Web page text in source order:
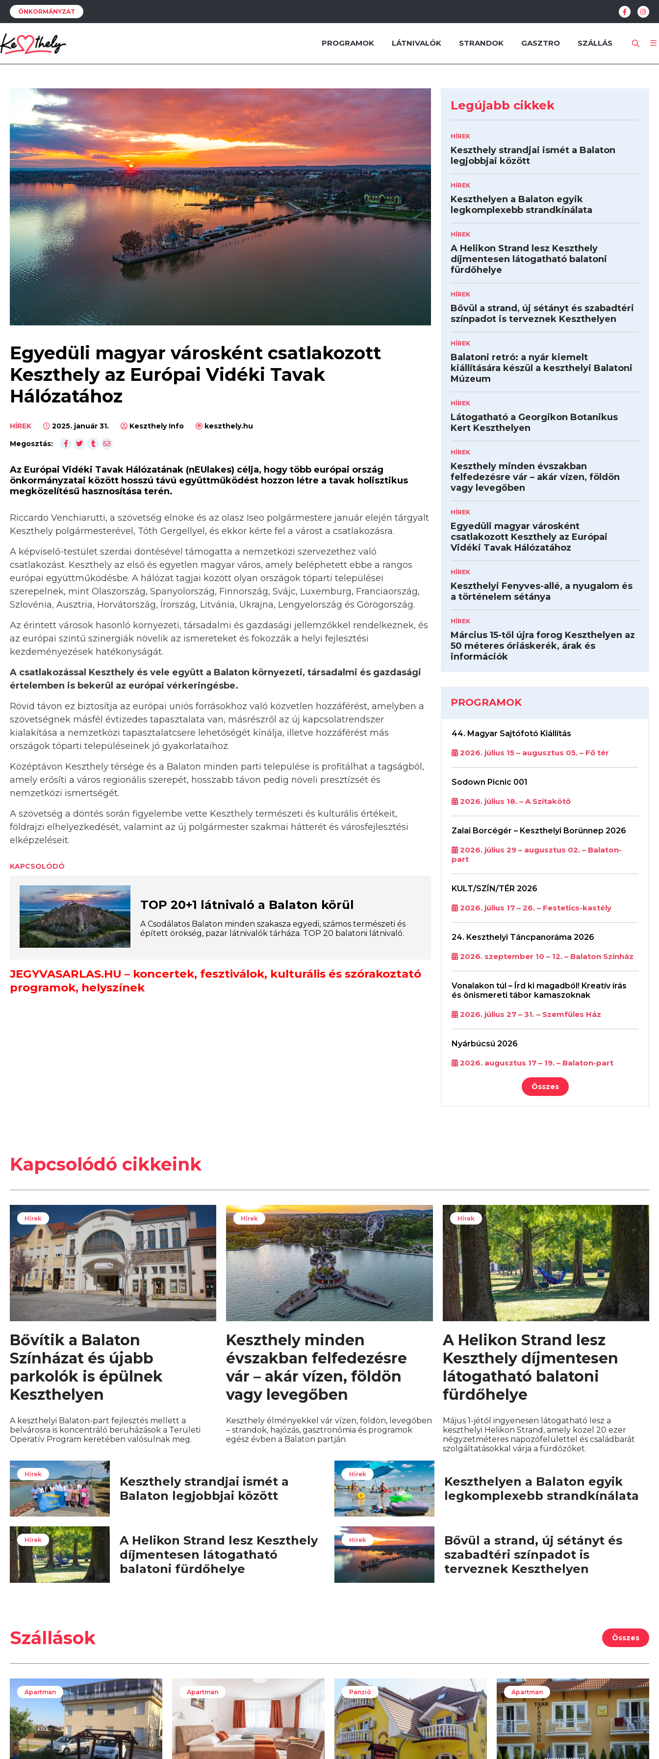
ÖNKORMÁNYZAT
PROGRAMOK LÁTNIVALÓK STRANDOK GASZTRO SZÁLLÁS
Egyedüli magyar városként csatlakozott
Keszthely az Európai Vidéki Tavak
Hálózatához
HÍREK 2025. január 31. Keszthely Info
keszthely.hu
Megosztás:
Az Európai Vidéki Tavak Hálózatának (nEUlakes) célja, hogy több európai ország
önkormányzatai között hosszú távú együttműködést hozzon létre a tavak holisztikus
megközelítésű hasznosítása terén.
Riccardo Venchiarutti, a szövetség elnöke és az olasz Iseo polgármestere január elején tárgyalt
Keszthely polgármesterével, Tóth Gergellyel, és ekkor kérte fel a várost a csatlakozásra.
A képviselő-testület szerdai döntésével támogatta a nemzetközi szervezethez való
csatlakozást. Keszthely az első és egyetlen magyar város, amely beléphetett ebbe a rangos
európai együttműködésbe. A hálózat tagjai között olyan országok tóparti települései
szerepelnek, mint Olaszország, Spanyolország, Finnország, Svájc, Luxemburg, Franciaország,
Szlovénia, Ausztria, Horvátország, Írország, Litvánia, Ukrajna, Lengyelország és Görögország.
Az érintett városok hasonló környezeti, társadalmi és gazdasági jellemzőkkel rendelkeznek, és
az európai szintű szinergiák növelik az ismereteket és fokozzák a helyi fejlesztési
kezdeményezések hatékonyságát.
A csatlakozással Keszthely és vele együtt a Balaton környezeti, társadalmi és gazdasági
értelemben is bekerül az európai vérkeringésbe.
Rövid távon ez biztosítja az európai uniós forrásokhoz való közvetlen hozzáférést, amelyben a
szövetségnek másfél évtizedes tapasztalata van, másrészről az új kapcsolatrendszer
kialakítása a nemzetközi tapasztalatcsere lehetőségét kínálja, illetve hozzáférést más
országok tóparti településeinek jó gyakorlataihoz.
Középtávon Keszthely térsége és a Balaton minden parti települése is profitálhat a tagságból,
amely erősíti a város regionális szerepét, hosszabb távon pedig növeli presztízsét és
nemzetközi ismertségét.
A szövetség a döntés során figyelembe vette Keszthely természeti és kulturális értékeit,
földrajzi elhelyezkedését, valamint az új polgármester szakmai hátterét és városfejlesztési
elképzeléseit.
KAPCSOLÓDÓ
TOP 20+1 látnivaló a Balaton körül
A Csodálatos Balaton minden szakasza egyedi, számos természeti és
épített örökség, pazar látnivalók tárháza. TOP 20 balatoni látnivaló.
JEGYVASARLAS.HU – koncertek, fesztiválok, kulturális és szórakoztató
programok, helyszínek
Legújabb cikkek
HÍREK
Keszthely strandjai ismét a Balaton
legjobbjai között
HÍREK
Keszthelyen a Balaton egyik
legkomplexebb strandkínálata
HÍREK
A Helikon Strand lesz Keszthely
díjmentesen látogatható balatoni
fürdőhelye
HÍREK
Bővül a strand, új sétányt és szabadtéri
színpadot is terveznek Keszthelyen
HÍREK
Balatoni retró: a nyár kiemelt
kiállítására készül a keszthelyi Balatoni
Múzeum
HÍREK
Látogatható a Georgikon Botanikus
Kert Keszthelyen
HÍREK
Keszthely minden évszakban
felfedezésre vár – akár vízen, földön
vagy levegőben
HÍREK
Egyedüli magyar városként
csatlakozott Keszthely az Európai
Vidéki Tavak Hálózatához
HÍREK
Keszthelyi Fenyves-allé, a nyugalom és
a történelem sétánya
HÍREK
Március 15-től újra forog Keszthelyen az
50 méteres óriáskerék, árak és
információk
PROGRAMOK
44. Magyar Sajtófotó Kiállítás
2026. július 15 – augusztus 05. – Fő tér
Sodown Picnic 001
2026. július 18. – A Szitakötő
Zalai Borcégér – Keszthelyi Borünnep 2026
2026. július 29 – augusztus 02. – Balaton-
part
KULT/SZÍN/TÉR 2026
2026. július 17 – 26. – Festetics-kastély
24. Keszthelyi Táncpanoráma 2026
2026. szeptember 10 – 12. – Balaton Színház
Vonalakon túl – Írd ki magadból! Kreatív írás
és önismereti tábor kamaszoknak
2026. július 27 – 31. – Szemfüles Ház
Nyárbúcsú 2026
2026. augusztus 17 – 19. – Balaton-part
Összes
Kapcsolódó cikkeink
Hírek
Bővítik a Balaton
Színházat és újabb
parkolók is épülnek
Keszthelyen
A keszthelyi Balaton-part fejlesztés mellett a
belvárosra is koncentráló beruházások a Területi
Operatív Program keretében valósulnak meg.
Hírek
Keszthely minden
évszakban felfedezésre
vár – akár vízen, földön
vagy levegőben
Keszthely élményekkel vár vízen, földön, levegőben
– strandok, hajózás, gasztronómia és programok
egész évben a Balaton partján.
Hírek
A Helikon Strand lesz
Keszthely díjmentesen
látogatható balatoni
fürdőhelye
Május 1-jétől ingyenesen látogatható lesz a
keszthelyi Helikon Strand, amely közel 20 ezer
négyzetméteres napozófelülettel és családbarát
szolgáltatásokkal várja a fürdőzőket.
Hírek
Keszthely strandjai ismét a
Balaton legjobbjai között
Hírek
Keszthelyen a Balaton egyik
legkomplexebb strandkínálata
Hírek
A Helikon Strand lesz Keszthely
díjmentesen látogatható
balatoni fürdőhelye
Hírek
Bővül a strand, új sétányt és
szabadtéri színpadot is
terveznek Keszthelyen
Szállások Összes
Apartman Apartman Panzió Apartman